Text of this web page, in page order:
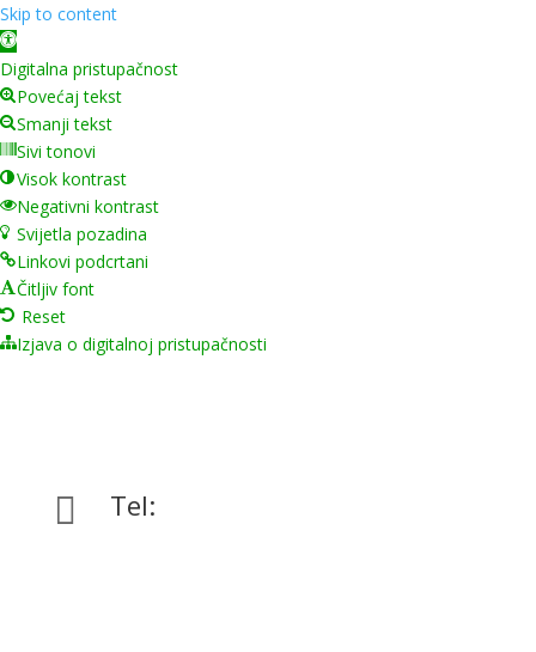
Skip to content
Open toolbar
Digitalna pristupačnost
Povećaj tekst
Smanji tekst
Sivi tonovi
Visok kontrast
Negativni kontrast
Svijetla pozadina
Linkovi podcrtani
Čitljiv font
Reset
Izjava o digitalnoj pristupačnosti
 Tel: